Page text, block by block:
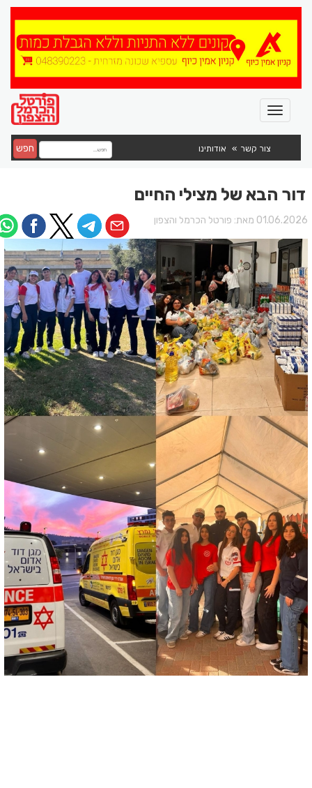
צור קשר אודותינו חפש
דור הבא של מצילי החיים
מאת: פורטל הכרמל והצפון